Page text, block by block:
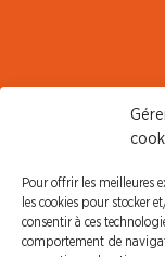
Pour offrir les meilleures
les cookies pour stocker
consentir à ces
comportement de